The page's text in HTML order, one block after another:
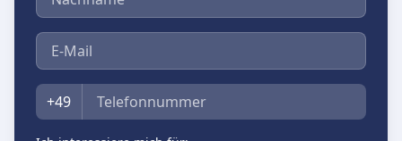
E-Mail
Telefon
+49